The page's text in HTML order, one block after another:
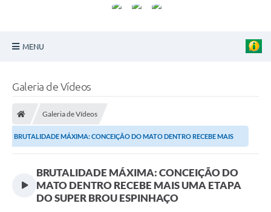
MENU
Transparência
Editais
Legislação
Galeria de Vídeos
Galeria de Vídeos
BRUTALIDADE MÁXIMA: CONCEIÇÃO DO MATO DENTRO RECEBE MAIS
BRUTALIDADE MÁXIMA: CONCEIÇÃO DO
MATO DENTRO RECEBE MAIS UMA ETAPA
DO SUPER BROU ESPINHAÇO